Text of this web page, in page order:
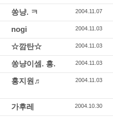
쏭냥. ㅋ 2004.11.07
nogi 2004.11.03
☆깜탄☆ 2004.11.03
쏭냥이셈. 흥. 2004.11.03
홍지원♬ 2004.11.03
가후레 2004.10.30